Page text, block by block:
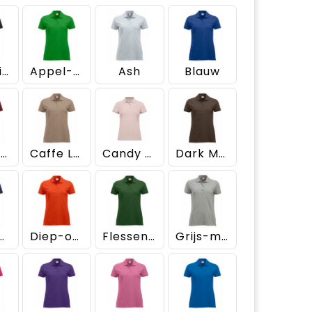
Antraciet Melange Appel-groen Ash Blauw
Bordeaux Caffe Latte Candy Roze Dark Mocca
Diep-oranje Flessen-groen Grijs-melange